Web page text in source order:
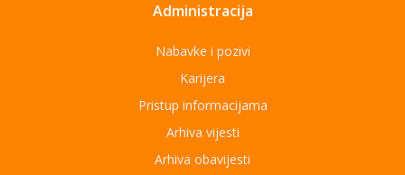
Administracija
Nabavke i pozivi
Karijera
Pristup informacijama
Arhiva vijesti
Arhiva obavijesti